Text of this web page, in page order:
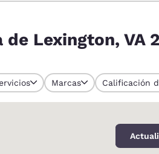
Unidos
Español
Lexington, VA
Marcas Calificación